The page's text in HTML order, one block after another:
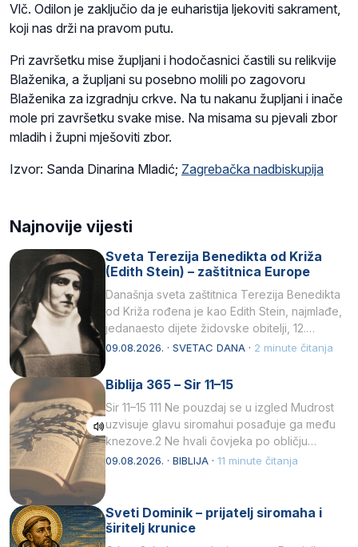
Vlč. Odilon je zaključio da je euharistija ljekoviti sakrament,
koji nas drži na pravom putu.
Pri završetku mise župljani i hodočasnici častili su relikvije
Blaženika, a župljani su posebno molili po zagovoru
Blaženika za izgradnju crkve. Na tu nakanu župljani i inače
mole pri završetku svake mise. Na misama su pjevali zbor
mladih i župni mješoviti zbor.
Izvor: Sanda Dinarina Mladić; Zagrebačka nadbiskupija
Najnovije vijesti
Sveta Terezija Benedikta od Križa
(Edith Stein) – zaštitnica Europe
Današnja sveta zaštitnica Terezija Benedikta
od Križa rođena je kao Edith Stein, najmlađe,
jedanaesto dijete židovske obitelji, 12.
listopada 1891, u Wrocławu…
09.08.2026. · SVETAC DANA · 2 minute čitanja
Biblija 365 – Sir 11–15
Sir 11–15 111 Ne pouzdaj se u izgled Mudrost
uzvisuje glavu siromahui posađuje ga među
knezove.2 Ne hvali čovjeka po obličju
njegovui…
09.08.2026. · BIBLIJA · 11 minute čitanja
Sveti Dominik – prijatelj siromaha i
širitelj krunice